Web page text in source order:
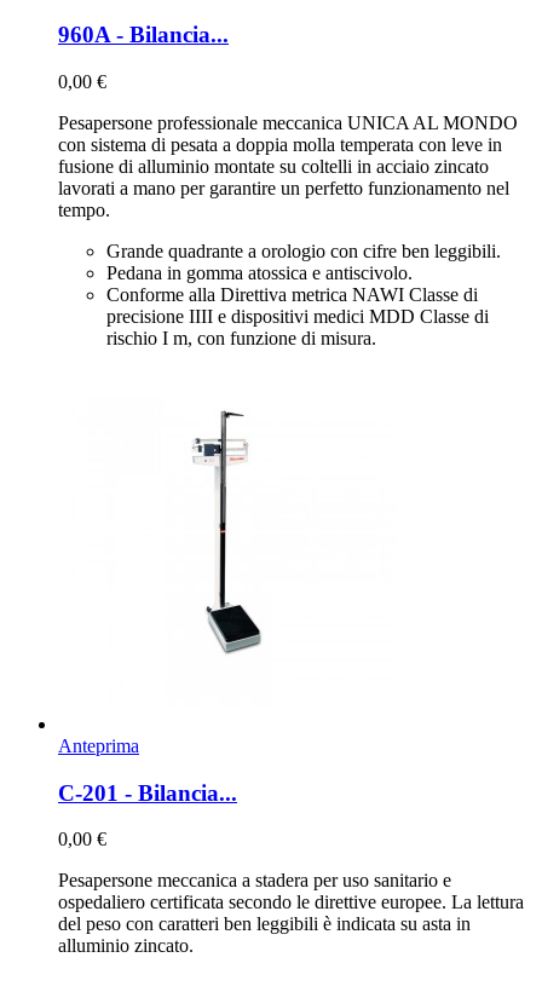
960A - Bilancia...
0,00 €
Pesapersone professionale meccanica UNICA AL MONDO
con sistema di pesata a doppia molla temperata con leve in
fusione di alluminio montate su coltelli in acciaio zincato
lavorati a mano per garantire un perfetto funzionamento nel
tempo.
Grande quadrante a orologio con cifre ben leggibili.
Pedana in gomma atossica e antiscivolo.
Conforme alla Direttiva metrica NAWI Classe di
precisione IIII e dispositivi medici MDD Classe di
rischio I m, con funzione di misura.
Anteprima
C-201 - Bilancia...
0,00 €
Pesapersone meccanica a stadera per uso sanitario e
ospedaliero certificata secondo le direttive europee. La lettura
del peso con caratteri ben leggibili è indicata su asta in
alluminio zincato.